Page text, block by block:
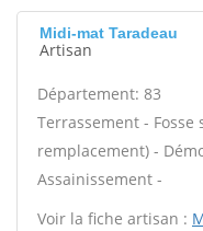
Midi-mat Taradeau
Artisan
Département: 83
Terrassement -
remplacement) -
Assainissement -
Voir la fiche artisan :